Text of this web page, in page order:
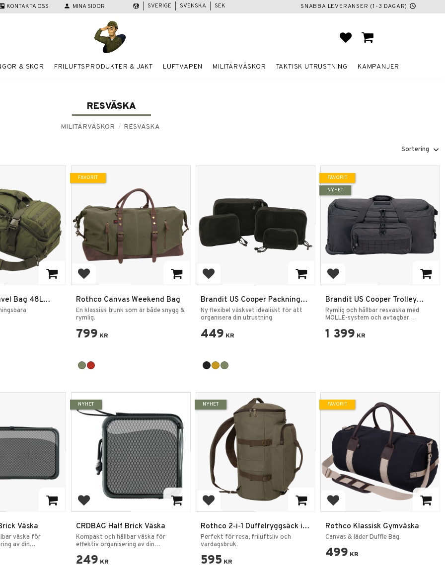
KONTAKTA OSS person MINA SIDOR SNABBA LEVERANSER (1-3 DAGAR) schedule
SVERIGE SVENSKA SEK
FAVORITER
KUNDVAGN
& SKOR FRILUFTSPRODUKTER & JAKT LUFTVAPEN MILITÄRVÄSKOR TAKTISK UTRUSTNING KAMPANJER
RESVÄSKA
MILITÄRVÄSKOR RESVÄSKA
Välj sortering
Bag 48L
Lägg till i favoriter
Rothco Canvas Weekend Bag
En klassisk trunk som är både snygg &
rymlig.
799 KR
FAVORIT
Lägg till i favoriter
Brandit US Cooper Packnings
Väskor
Ny flexibel väskset idealiskt för att
organisera din utrustning.
449 KR
Lägg till i favoriter
Brandit US Cooper Trolley
Large Resväska Svart
Rymlig och hållbar resväska med
MOLLE-system och avtagbar
1 399 KR
FAVORIT
NYHET
Väska
väska för
av din
Lägg till i favoriter
CRDBAG Half Brick Väska
Kompakt och hållbar väska för
effektiv organisering av din
249 KR
NYHET
Lägg till i favoriter
Rothco 2-i-1 Duffelryggsäck i
Canvas – 30L, 19 tum
Perfekt för resa, friluftsliv och
vardagsbruk.
595 KR
NYHET
Lägg till i favoriter
Rothco Klassisk Gymväska
Canvas & läder Duffle Bag.
499 KR
FAVORIT